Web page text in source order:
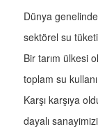
Dünya
sektörel su
Bir tarım ülkesi
toplam su
Karşı karşıya
dayalı